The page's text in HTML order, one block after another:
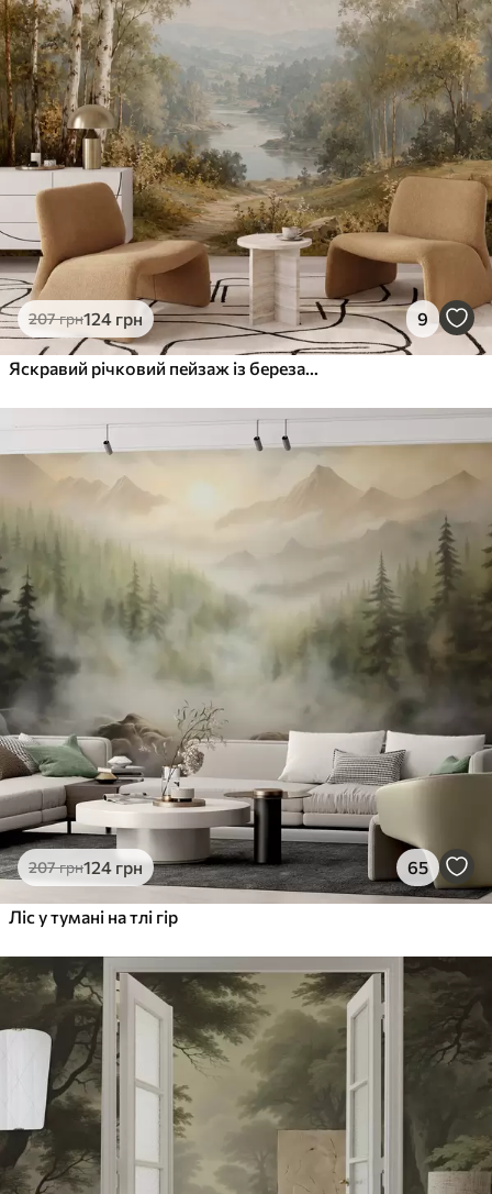
207грн124 грн 9
Яскравий річковий пейзаж із березами та хмарами
207грн124 грн 65
Ліс у тумані на тлі гір